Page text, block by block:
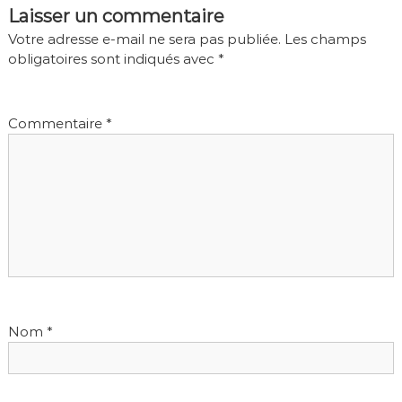
a
t
o
r
i
Laisser un commentaire
Votre adresse e-mail ne sera pas publiée. Les champs
obligatoires sont indiqués avec *
Commentaire *
Nom *